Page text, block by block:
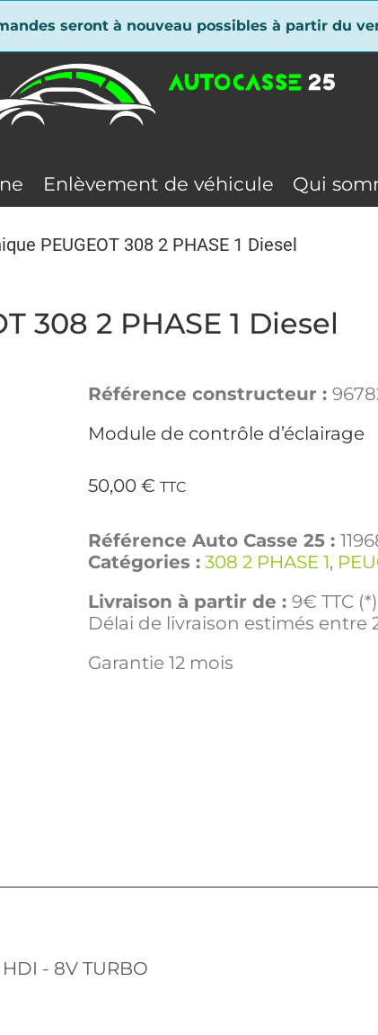
seront à nouveau possibles à partir du
Enlèvement de véhicule Qui
PEUGEOT 308 2 PHASE 1 Diesel
308 2 PHASE 1 Diesel
Référence constructeur :
Module de contrôle d’éclairage
50,00 € TTC
Référence Auto Casse 25 :
Catégories : 308 2 PHASE 1,
Livraison à partir de : 9€ TTC (*)
Délai de livraison estimés entre
Garantie 12 mois
HDI - 8V TURBO